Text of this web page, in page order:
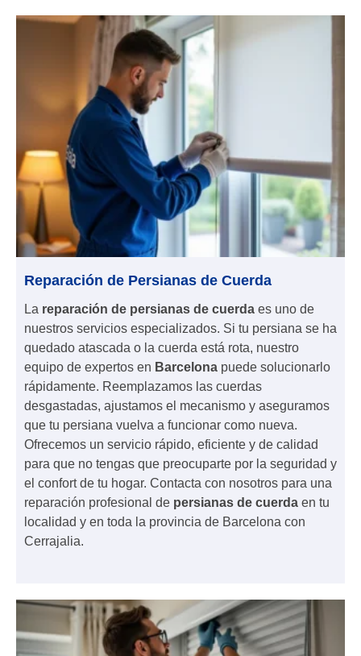
Reparación de Persianas de Cuerda
La reparación de persianas de cuerda es uno de
nuestros servicios especializados. Si tu persiana se ha
quedado atascada o la cuerda está rota, nuestro
equipo de expertos en Barcelona puede solucionarlo
rápidamente. Reemplazamos las cuerdas
desgastadas, ajustamos el mecanismo y aseguramos
que tu persiana vuelva a funcionar como nueva.
Ofrecemos un servicio rápido, eficiente y de calidad
para que no tengas que preocuparte por la seguridad y
el confort de tu hogar. Contacta con nosotros para una
reparación profesional de persianas de cuerda en tu
localidad y en toda la provincia de Barcelona con
Cerrajalia.